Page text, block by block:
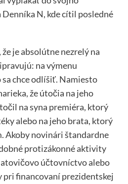
N, kde cítil posledné
je absolútne nezrelý na
na výmenu
chce odlíšiť. Namiesto
že útočia na jeho
na syna premiéra, ktorý
alebo na jeho brata, ktorý
Akoby novinári štandardne
protizákonné aktivity
účtovníctvo alebo
pri financovaní prezidentskej